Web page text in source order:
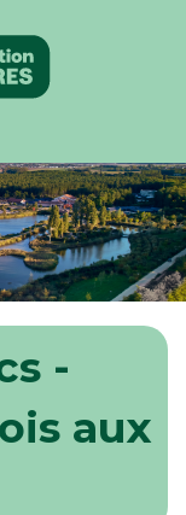
-
aux